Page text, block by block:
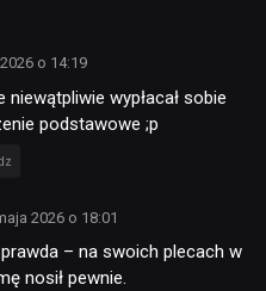
o 14:19
niewątpliwie wypłacał sobie
podstawowe ;p
2026 o 18:01
– na swoich plecach w
nosił pewnie.